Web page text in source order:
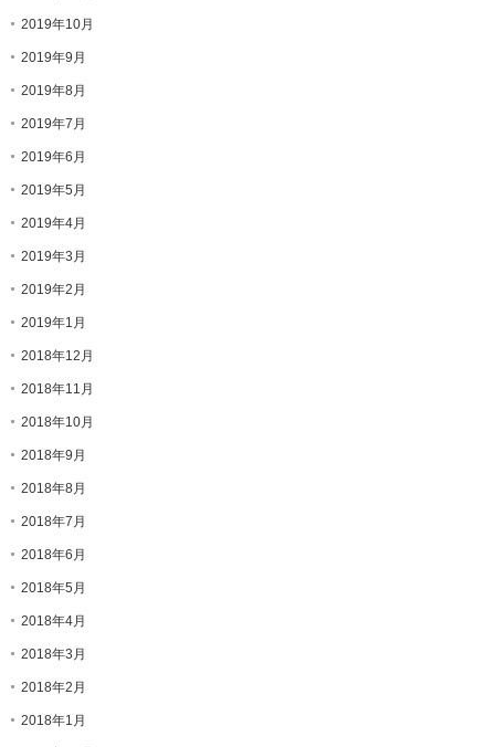
2019年10月
2019年9月
2019年8月
2019年7月
2019年6月
2019年5月
2019年4月
2019年3月
2019年2月
2019年1月
2018年12月
2018年11月
2018年10月
2018年9月
2018年8月
2018年7月
2018年6月
2018年5月
2018年4月
2018年3月
2018年2月
2018年1月